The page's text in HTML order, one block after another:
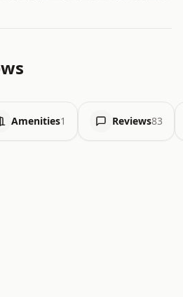
Amenities1 Reviews83